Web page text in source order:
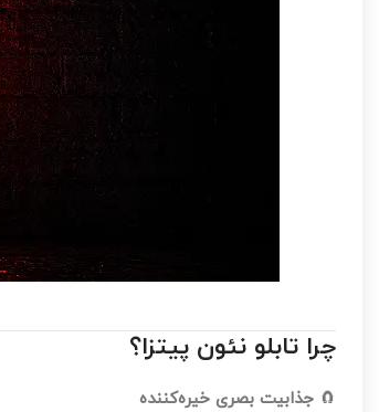
چرا تابلو نئون پیتزا؟
🧲 جذابیت بصری خیره‌کننده